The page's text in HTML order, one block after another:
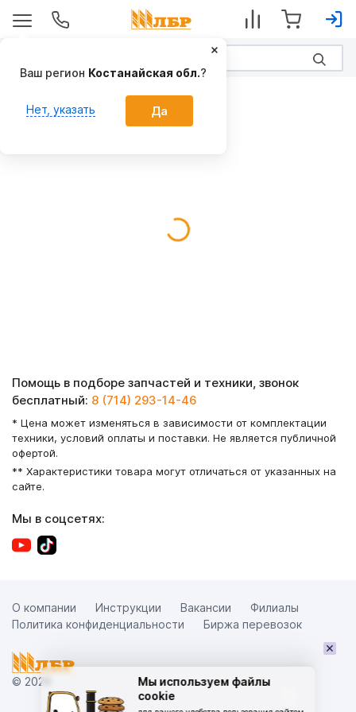
Мы используем файлы
cookie
Помощь в подборе запчастей и техники, звонок
бесплатный: 8 (714) 293-14-46
* Цена может изменяться в зависимости от комплектации
техники, условий оплаты и поставки. Не является публичной
офертой.
** Характеристики товара могут отличаться от указанных на
сайте.
Мы в соцсетях:
© 2026
О компании Инструкции Вакансии
Филиалы
Политика конфиденциальности
Биржа перевозок
×
Ваш регион Костанайская обл.?
Нет, указать Да